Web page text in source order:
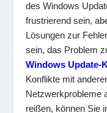
des Windows
frustrierend sein,
Lösungen zur
sein, das Problem
Windows Update-
Konflikte mit
Netzwerkprobleme
reißen, können Sie